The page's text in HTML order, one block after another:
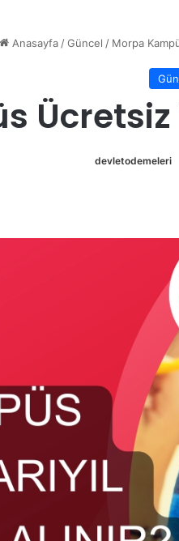
Anasayfa /Güncel / Morpa
Ücretsiz
devletodemeleri